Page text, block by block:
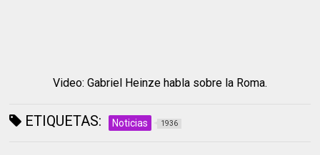
Video: Gabriel Heinze habla sobre la Roma.
ETIQUETAS: Noticias 1936